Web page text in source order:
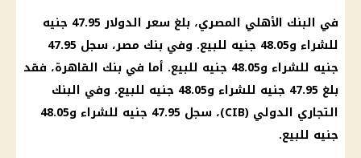
في البنك الأهلي المصري، بلغ سعر الدولار 47.95 جنيه
للشراء و48.05 جنيه للبيع. وفي بنك مصر، سجل 47.95
جنيه للشراء و48.05 جنيه للبيع. أما في بنك القاهرة، فقد
بلغ 47.95 جنيه للشراء و48.05 جنيه للبيع. وفي البنك
التجاري الدولي (CIB)، سجل 47.95 جنيه للشراء و48.05
جنيه للبيع.